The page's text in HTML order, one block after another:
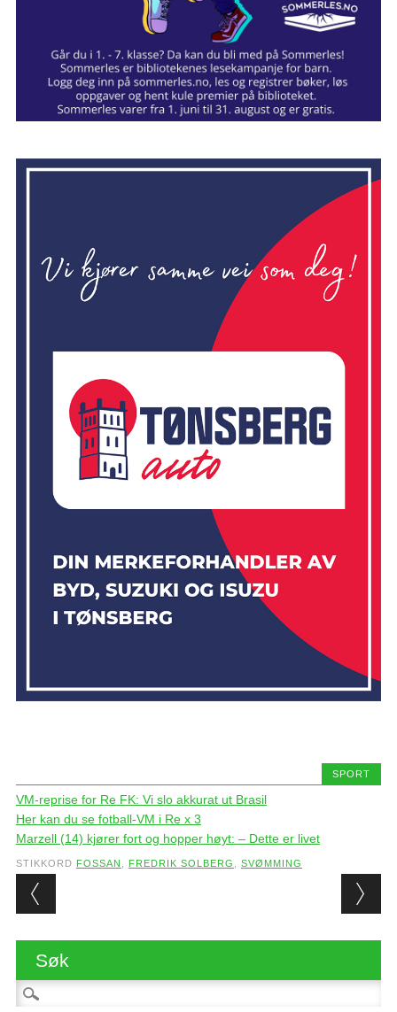
SPORT
VM-reprise for Re FK: Vi slo akkurat ut Brasil
Her kan du se fotball-VM i Re x 3
Marzell (14) kjører fort og hopper høyt: – Dette er livet
STIKKORD FOSSAN FREDRIK SOLBERG SVØMMING
Post navigation
Søk
Søk etter: